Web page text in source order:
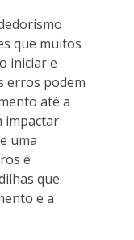
que muitos
iniciar e
erros podem
até a
impactar
uma
é
que
e a